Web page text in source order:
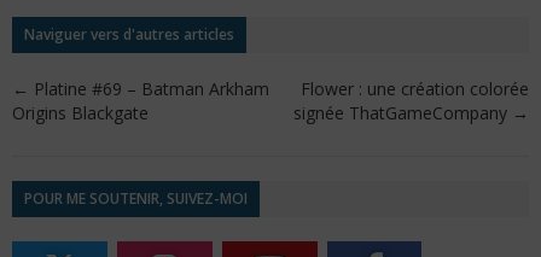
Naviguer vers d'autres articles
← Platine #69 – Batman Arkham
Origins Blackgate
Flower : une création colorée
signée ThatGameCompany →
POUR ME SOUTENIR, SUIVEZ-MOI